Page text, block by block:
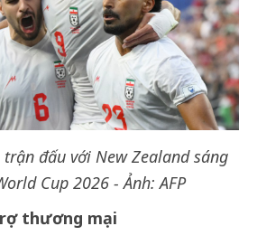
đấu với New Zealand sáng
Cup 2026 - Ảnh: AFP
thương mại